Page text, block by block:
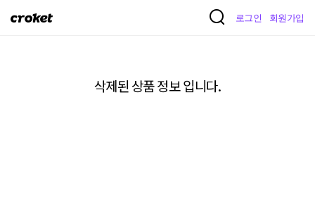
크
로그인 회원가입
삭제된 상품 정보 입니다.